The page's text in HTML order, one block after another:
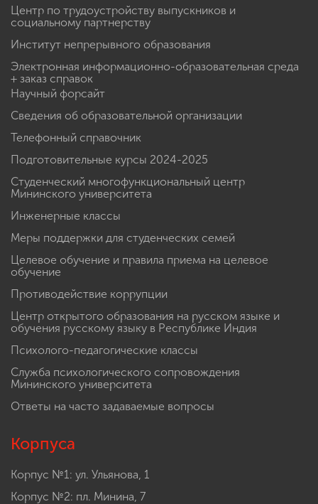
Центр по трудоустройству выпускников и
социальному партнерству
Институт непрерывного образования
Электронная информационно-образовательная среда
+ заказ справок
Научный форсайт
Сведения об образовательной организации
Телефонный справочник
Подготовительные курсы 2024-2025
Студенческий многофункциональный центр
Мининского университета
Инженерные классы
Меры поддержки для студенческих семей
Целевое обучение и правила приема на целевое
обучение
Противодействие коррупции
Центр открытого образования на русском языке и
обучения русскому языку в Республике Индия
Психолого-педагогические классы
Служба психологического сопровождения
Мининского университета
Ответы на часто задаваемые вопросы
Корпуса
Корпус №1: ул. Ульянова, 1
Корпус №2: пл. Минина, 7